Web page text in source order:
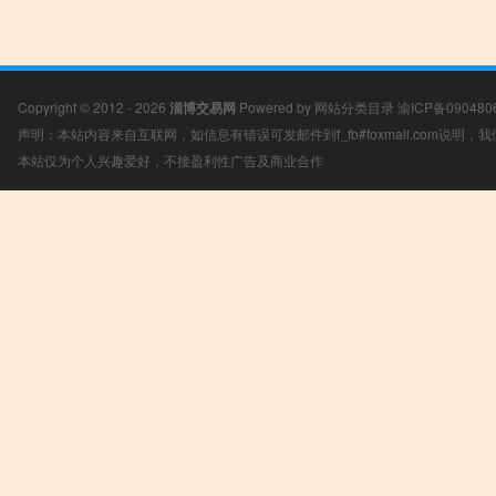
Copyright © 2012 - 2026 淄博交易网 Powered by 网站分类目录 渝ICP备
声明：本站内容来自互联网，如信息有错误可发邮件到f_fb#foxmail.com说明，
本站仅为个人兴趣爱好，不接盈利性广告及商业合作